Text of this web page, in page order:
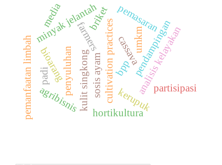
cassava
cultivation practices
farmers pendampingan
penyuluhan
minyak jelantah umkm
analisis kelayakan
kerupuk partisipasi
sosis ayam
kulit singkong
briket
bioarang
pemanfaatan limbah agribisnis
pemasaran
media
hortikultura
bpp
padi